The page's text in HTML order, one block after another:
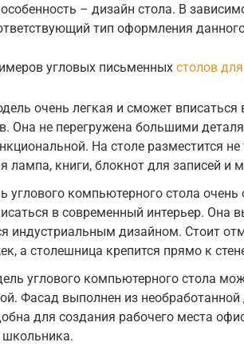
– дизайн стола. В
тип оформления
угловых письменных столов
очень легкая и сможет
Она не перегружена большими
На столе разместится
лампа, книги, блокнот для записей и
углового компьютерного стола очень
в современный интерьер. Она
индустриальным дизайном. Стоит
а столешница крепится прямо к
углового компьютерного стола
Фасад выполнен из
для создания рабочего места